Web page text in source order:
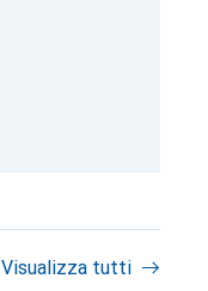
Visualizza tutti